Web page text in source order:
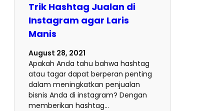
Trik Hashtag Jualan di
Instagram agar Laris
Manis
August 28, 2021
Apakah Anda tahu bahwa hashtag
atau tagar dapat berperan penting
dalam meningkatkan penjualan
bisnis Anda di instagram? Dengan
memberikan hashtag…